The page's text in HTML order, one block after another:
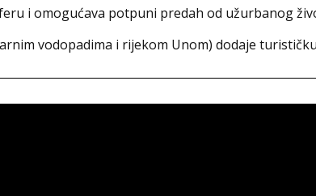
i omogućava potpuni predah od užurbanog
vodopadima i rijekom Unom) dodaje